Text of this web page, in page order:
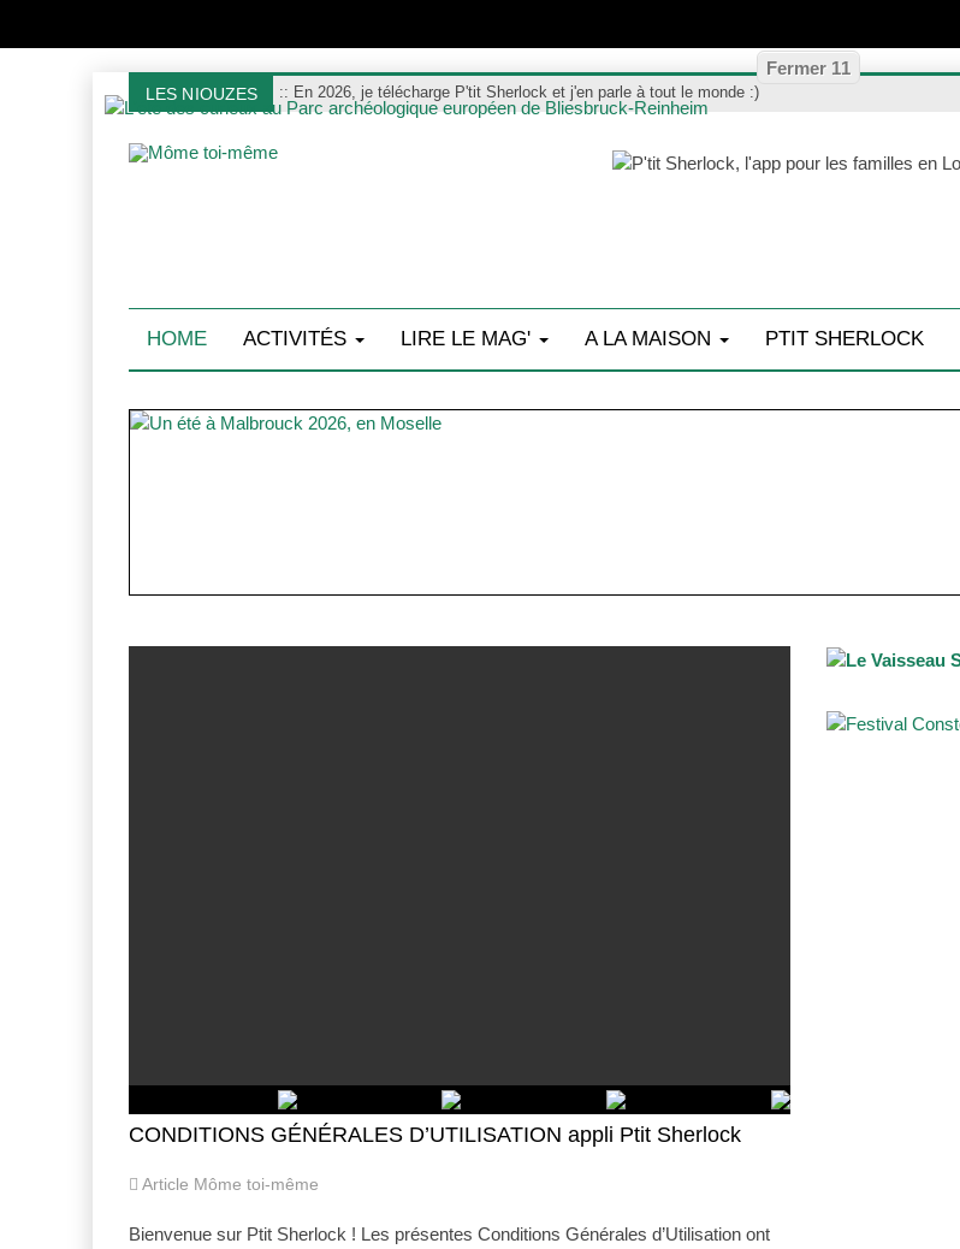
LES NIOUZES :: En 2026, je télécharge P'tit Sherlock et j'en parle à tout le monde :)
HOME ACTIVITÉS LIRE LE MAG' A LA MAISON PTIT SHERLOCK
CONDITIONS GÉNÉRALES D’UTILISATION appli Ptit Sherlock
Article Môme toi-même
Bienvenue sur Ptit Sherlock ! Les présentes Conditions Générales d’Utilisation ont